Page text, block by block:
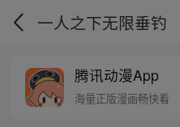
一人之下无限垂钓
腾讯动漫App
海量正版漫画畅快看